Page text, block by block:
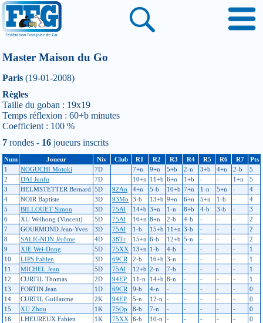
Master Maison du Go
Paris (19-01-2008)
Règles
Taille du goban : 19x19
Temps réflexion : 60+b minutes
Coefficient : 100 %
7 rondes - 16 joueurs inscrits
Num Joueur Niv Club R1 R2 R3 R4 R5 R6 R7
Pts
1
NOGUCHI Motoki 7D 7+n 9+n 5+b 2-n 3+b 4+n 2-b
5
2
DAI Junfu 7D 10+n 11+b 6+n 1+b - - 1+n
5
3
HELMSTETTER Bernard 5D 92An 4+n 5-b 10+b 7+n 1-n 5+n -
4
4
NOIR Baptiste 3D 93Mo 3-b 13+b 9+n 6+n 5+n 1-b -
4
5
BILLOUET Simon 3D 75Al 14+b 3+n 1-n 8+b 4-b 3-b -
3
6
XU Weihong (Vincent) 5D 75Al 16+n 8+n 2-b 4-b - - -
2
7
GOURMOND Jean-Yves 3D 75Al 1-b 15+b 11+n 3-b - - -
2
8
SALIGNON Jérôme 4D 38Tr 15+n 6-b 12+b 5-n - - -
2
9
XIE Wei-Dong 5D 75XX 13+n 1-b 4-b - - - -
1
10
LIPS Fabien 3D 69CR 2-b 16+b 3-n - - - -
1
11
MICHEL Jean 5D 75Al 12+b 2-n 7-b - - - -
1
12
CURTIL Thomas 2D 94EP 11-n 14+b 8-n - - - -
1
13
FORTIN Jean 1D 69CR 9-b 4-n - - - - -
0
14
CURTIL Guillaume 2K 94EP 5-n 12-n - - - - -
0
15
XU Zhou 1K 75Op 8-b 7-n - - - - -
0
16
LHEUREUX Fabien 1K 75XX 6-b 10-n - - - - - 0